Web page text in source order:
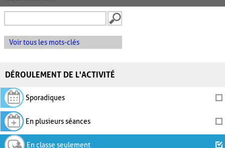
Voir tous les mots-clés
DÉROULEMENT DE L'ACTIVITÉ
Sporadiques
En plusieurs séances
En classe seulement